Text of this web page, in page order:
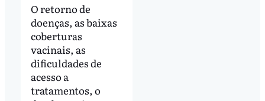
O retorno de
doenças, as baixas
coberturas
vacinais, as
dificuldades de
acesso a
tratamentos, o